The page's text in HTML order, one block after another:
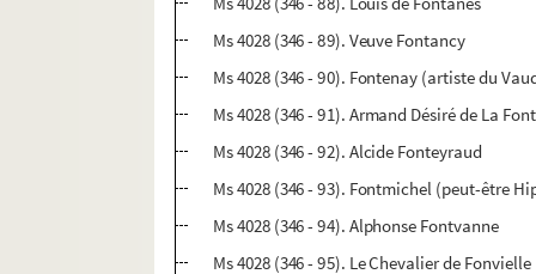
Ms 4028 (346 - 89). Veuve Fontancy
Ms 4028 (346 - 90). Fontenay (artiste du
Ms 4028 (346 - 91). Armand Désiré de La
Ms 4028 (346 - 92). Alcide Fonteyraud
Ms 4028 (346 - 93). Fontmichel (peut-être
Ms 4028 (346 - 94). Alphonse Fontvanne
Ms 4028 (346 - 95). Le Chevalier de Fonvielle